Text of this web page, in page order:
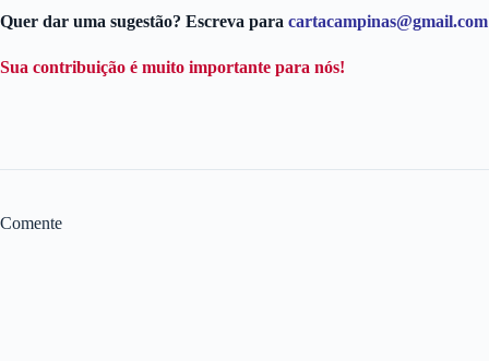
Quer dar uma sugestão? Escreva para cartacampinas@gmail.com
Sua contribuição é muito importante para nós!
Comente